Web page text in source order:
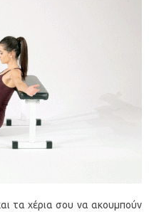
τα χέρια σου να ακουμπούν